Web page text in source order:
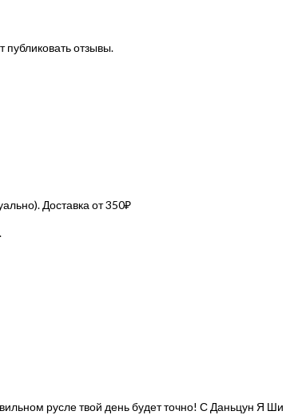
публиковать отзывы.
Доставка от 350₽
.
русле твой день будет точно! С Даньцун Я Ши